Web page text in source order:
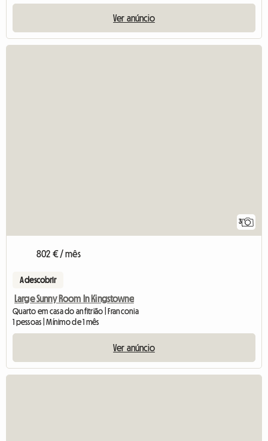
Ver anúncio
3
802 € / mês
A descobrir
Large Sunny Room In Kingstowne
Quarto em casa do anfitrião | Franconia
1 pessoas | Mínimo de 1 mês
Ver anúncio